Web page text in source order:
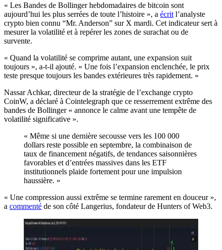
« Les Bandes de Bollinger hebdomadaires de bitcoin sont
aujourd’hui les plus serrées de toute l’histoire », a écrit l’analyste
crypto bien connu “Mr. Anderson” sur X mardi. Cet indicateur sert à
mesurer la volatilité et à repérer les zones de surachat ou de
survente.
« Quand la volatilité se comprime autant, une expansion suit
toujours », a-t-il ajouté. « Une fois l’expansion enclenchée, le prix
teste presque toujours les bandes extérieures très rapidement. »
Nassar Achkar, directeur de la stratégie de l’exchange crypto
CoinW, a déclaré à Cointelegraph que ce resserrement extrême des
bandes de Bollinger « annonce le calme avant une tempête de
volatilité significative ».
« Même si une dernière secousse vers les 100 000
dollars reste possible en septembre, la combinaison de
taux de financement négatifs, de tendances saisonnières
favorables et d’entrées massives dans les ETF
institutionnels plaide fortement pour une impulsion
haussière. »
« Une compression aussi extrême se termine rarement en douceur »,
a commenté de son côté Langerius, fondateur de Hunters of Web3.